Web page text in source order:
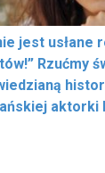
jest usłane
Rzućmy
aktorki